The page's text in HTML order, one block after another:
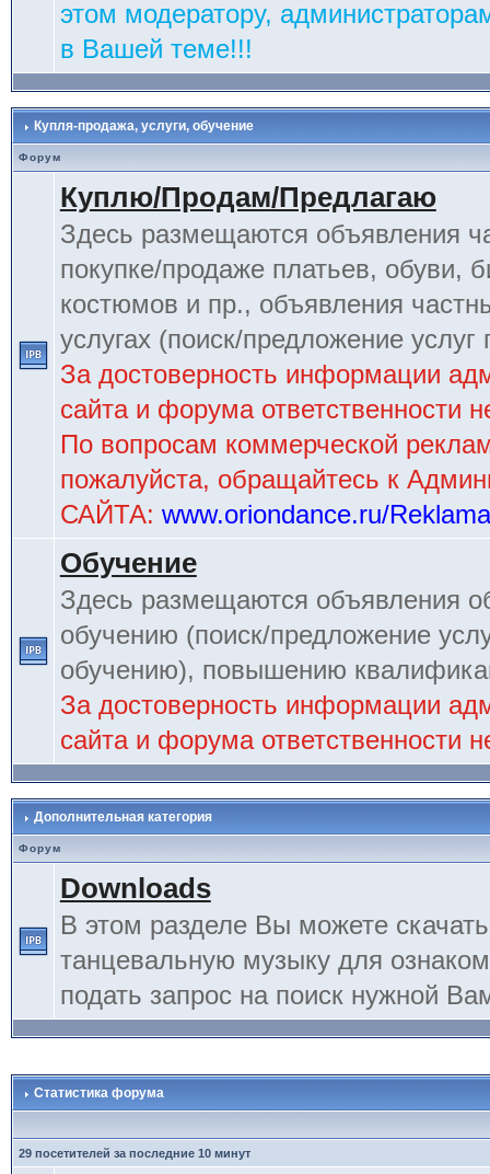
этом модератору,
в Вашей теме!!!
Купля-продажа, услуги, обучение
Форум
Куплю/Продам/Предлагаю
Здесь размещаются объявления
покупке/продаже платьев, обуви,
костюмов и пр., объявления
услугах (поиск/предложение
За достоверность информации
сайта и форума ответственности
По вопросам коммерческой
пожалуйста, обращайтесь к
САЙТА: www.oriondance.ru/Reklama
Обучение
Здесь размещаются объявления
обучению (поиск/предложение
обучению), повышению
За достоверность информации
сайта и форума ответственности
Дополнительная категория
Форум
Downloads
В этом разделе Вы можете
танцевальную музыку для
подать запрос на поиск нужной
Статистика форума
29 посетителей за последние 10 минут